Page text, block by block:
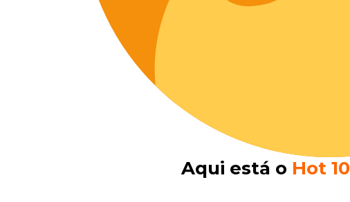
Aqui está o​ Hot 10